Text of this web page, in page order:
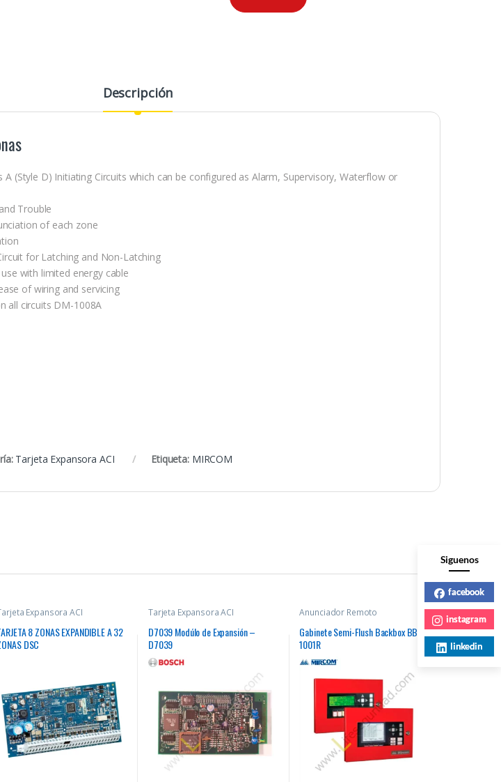
Descripción
A (Style D) Initiating Circuits which can be configured as Alarm, Supervisory, Waterflow or
Trouble
of each zone
for Latching and Non-Latching
with limited energy cable
of wiring and servicing
all circuits DM-1008A
Tarjeta Expansora ACI Etiqueta: MIRCOM
Expansora ACI
8 ZONAS EXPANDIBLE A 32
DSC
Tarjeta Expansora ACI
D7039 Modúlo de Expansión –
D7039
Anunciador Remoto
Gabinete Semi-Flush Backbox BB-
1001R
Siguenos
facebook
instagram
linkedin